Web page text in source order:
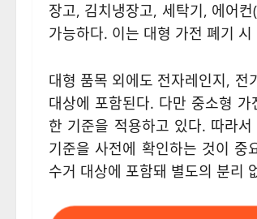
장고, 김치냉장고, 세탁기, 에어
가능하다. 이는 대형 가전 폐기
대형 품목 외에도 전자레인지, 전
대상에 포함된다. 다만 중소형
한 기준을 적용하고 있다. 따라
기준을 사전에 확인하는 것이 중
수거 대상에 포함돼 별도의 분리